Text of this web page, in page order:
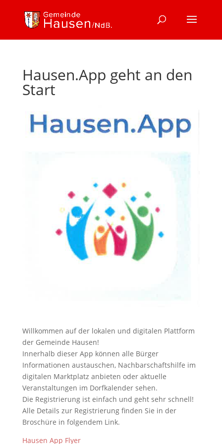
Hausen.App geht an den
Start
Willkommen auf der lokalen und digitalen Plattform
der Gemeinde Hausen!
Innerhalb dieser App können alle Bürger
Informationen austauschen, Nachbarschaftshilfe im
digitalen Marktplatz anbieten oder aktuelle
Veranstaltungen im Dorfkalender sehen.
Die Registrierung ist einfach und geht sehr schnell!
Alle Details zur Registrierung finden Sie in der
Broschüre in folgendem Link.
Hausen App Flyer